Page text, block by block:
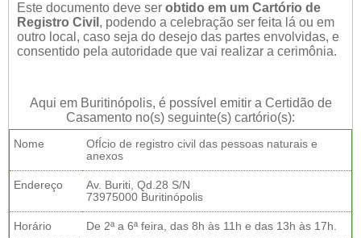
Este documento deve ser obtido em um Cartório de
Registro Civil , podendo a celebração ser feita lá ou em
outro local, caso seja do desejo das partes envolvidas, e
consentido pela autoridade que vai realizar a cerimônia.
Aqui em Buritinópolis, é possível emitir a Certidão de
Casamento no(s) seguinte(s) cartório(s):
Nome
OfÍcio de registro civil das pessoas naturais e
anexos
Endereço
Av. Buriti, Qd.28 S/N
73975000 Buritinópolis
Horário De 2ª a 6ª feira, das 8h às 11h e das 13h às 17h.